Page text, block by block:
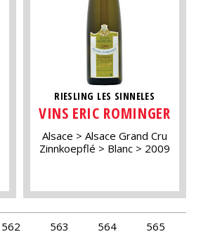
RIESLING LES SINNELES
VINS ERIC ROMINGER
Alsace
Alsace Grand Cru
Zinnkoepflé
Blanc 2009
562 563 564
565